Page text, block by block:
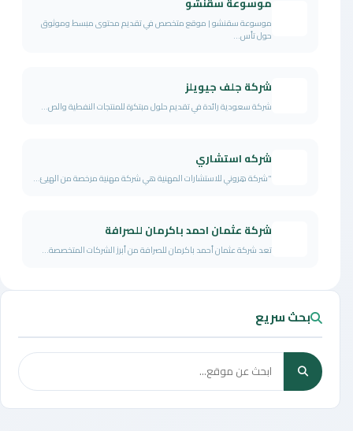
موسوعة سقنشو | موقع متخصص في تقديم محتوى مبسط وموثوق
حول تأس...
شركة جلف جيويلز
شركة سعودية رائدة في تقديم حلول مبتكرة للمنتجات النفطية والص...
شركه استشاري
"شركة هِروني للاستشارات المهنية هي شركة مهنية مرخصة من الهيئ...
شركة عثمان احمد باكرمان للصرافة
تعد شركة عثمان أحمد باكرمان للصرافة من أبرز الشركات المتخصصة...
بحث سريع